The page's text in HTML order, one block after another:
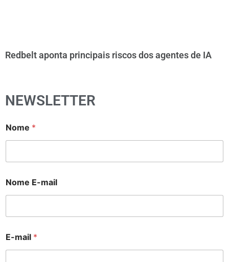
Redbelt aponta principais riscos dos agentes de IA
NEWSLETTER
Nome *
Nome E-mail
E-mail *